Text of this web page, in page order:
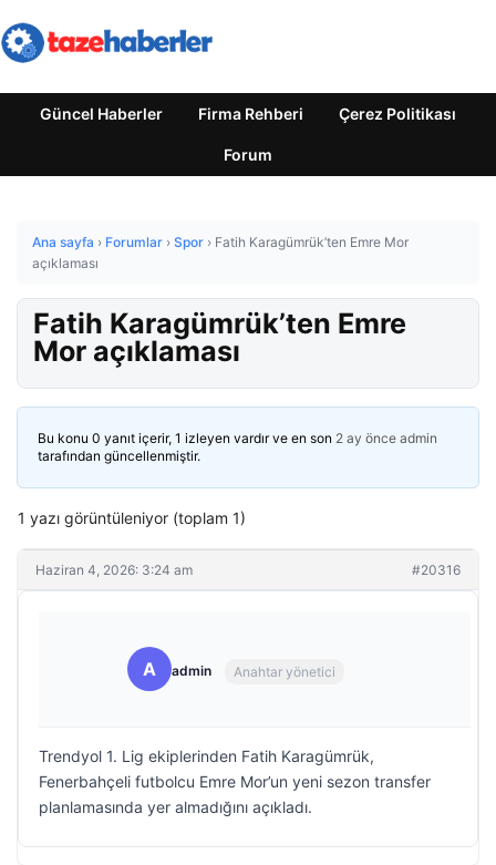
Güncel Haberler Firma Rehberi Çerez Politikası
Forum
Ana sayfa › Forumlar › Spor › Fatih Karagümrük’ten Emre Mor
açıklaması
Fatih Karagümrük’ten Emre
Mor açıklaması
Bu konu 0 yanıt içerir, 1 izleyen vardır ve en son 2 ay önce admin
tarafından güncellenmiştir.
1 yazı görüntüleniyor (toplam 1)
Haziran 4, 2026: 3:24 am #20316
A admin Anahtar yönetici
Trendyol 1. Lig ekiplerinden Fatih Karagümrük,
Fenerbahçeli futbolcu Emre Mor’un yeni sezon transfer
planlamasında yer almadığını açıkladı.